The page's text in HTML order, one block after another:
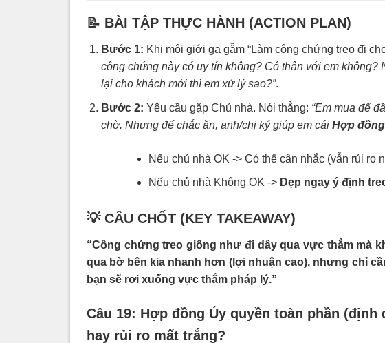
📝 BÀI TẬP THỰC HÀNH (ACTION PLAN)
Bước 1: Khi môi giới gạ gẫm “Làm công chứng treo đi
công chứng này có uy tín không? Có thân với em không?
lại cho khách mới thì em xử lý sao?”.
Bước 2: Yêu cầu gặp Chủ nhà. Nói thẳng: “Em mua để
chờ. Nhưng để chắc ăn, anh/chị ký giúp em cái Hợp
Nếu chủ nhà OK -> Có thể cân nhắc (vẫn rủi ro
Nếu chủ nhà Không OK -> Dẹp ngay ý định
💡CÂU CHỐT (KEY TAKEAWAY)
“Công chứng treo giống như đi dây qua vực thẳm mà
qua bờ bên kia nhanh hơn (lợi nhuận cao), nhưng chỉ
bạn sẽ rơi xuống vực thẳm pháp lý.”
Câu 19: Hợp đồng Ủy quyền toàn phần
hay rủi ro mất trắng?